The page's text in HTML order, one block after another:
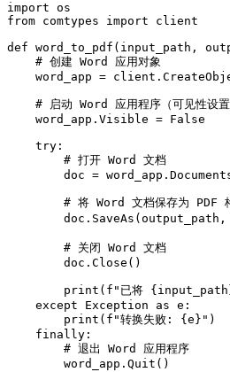
import os
from comtypes import client
def word_to_pdf(input_path,
    # 创建 Word 应用对象
word_app =
# 启动 Word 应用程序（可见性设
    word_app.Visible = False
    try:
        # 打开 Word 文档
doc =
# 将 Word 文档保存为 PDF
doc.SaveAs(output_path,
        # 关闭 Word 文档
        doc.Close()
print(f"已将
    except Exception as e:
        print(f"转换失败: {e}")
    finally:
        # 退出 Word 应用程序
        word_app.Quit()